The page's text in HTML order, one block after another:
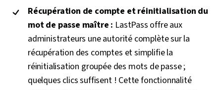
Récupération de compte et réinitialisation du
mot de passe maître : LastPass offre aux
administrateurs une autorité complète sur la
récupération des comptes et simplifie la
réinitialisation groupée des mots de passe ;
quelques clics suffisent ! Cette fonctionnalité